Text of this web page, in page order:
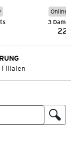
Online
3